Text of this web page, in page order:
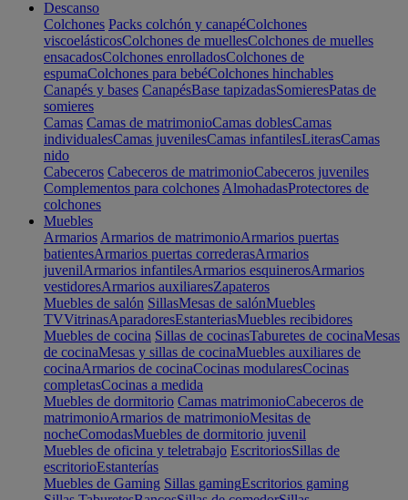
Descanso
Colchones Packs colchón y canapéColchones
viscoelásticosColchones de muellesColchones de muelles
ensacadosColchones enrolladosColchones de
espumaColchones para bebéColchones hinchables
Canapés y bases CanapésBase tapizadasSomieresPatas de
somieres
Camas Camas de matrimonioCamas doblesCamas
individualesCamas juvenilesCamas infantilesLiterasCamas
nido
Cabeceros Cabeceros de matrimonioCabeceros juveniles
Complementos para colchones AlmohadasProtectores de
colchones
Muebles
Armarios Armarios de matrimonioArmarios puertas
batientesArmarios puertas correderasArmarios
juvenilArmarios infantilesArmarios esquinerosArmarios
vestidoresArmarios auxiliaresZapateros
Muebles de salón SillasMesas de salónMuebles
TVVitrinasAparadoresEstanteriasMuebles recibidores
Muebles de cocina Sillas de cocinasTaburetes de cocinaMesas
de cocinaMesas y sillas de cocinaMuebles auxiliares de
cocinaArmarios de cocinaCocinas modularesCocinas
completasCocinas a medida
Muebles de dormitorio Camas matrimonioCabeceros de
matrimonioArmarios de matrimonioMesitas de
nocheComodasMuebles de dormitorio juvenil
Muebles de oficina y teletrabajo EscritoriosSillas de
escritorioEstanterías
Muebles de Gaming Sillas gamingEscritorios gaming